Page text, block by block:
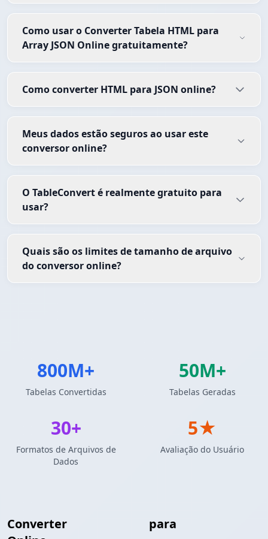
Converter para
Como usar o Converter Tabela HTML para
Array JSON Online gratuitamente?
Como converter HTML para JSON online?
Meus dados estão seguros ao usar este
conversor online?
O TableConvert é realmente gratuito para
usar?
Quais são os limites de tamanho de arquivo
do conversor online?
800M+
Tabelas Convertidas
50M+
Tabelas Geradas
30+
Formatos de Arquivos de
Dados
5★
Avaliação do Usuário